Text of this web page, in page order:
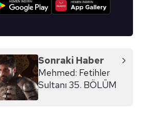
Sonraki Haber
Mehmed: Fetihler
Sultanı 35. BÖLÜM